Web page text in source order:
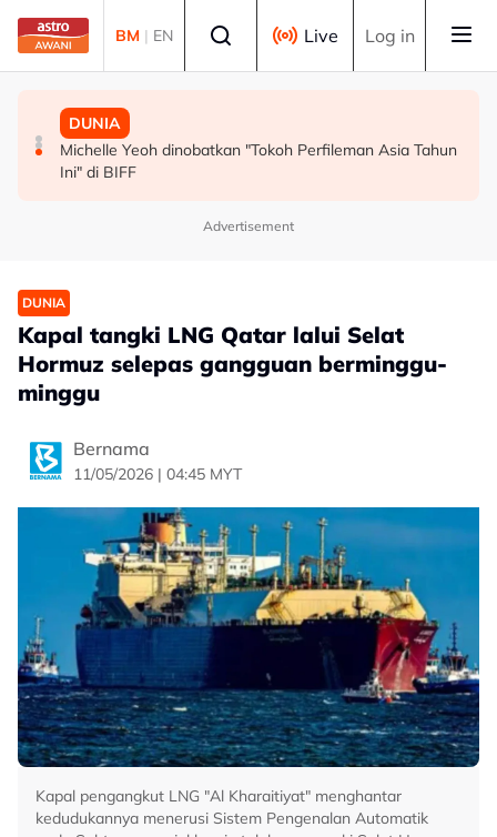
Skip to main content
BM | EN Live Log in
MALAYSIA
Persepsi negatif terhadap Bukit Malut tidak berasaskan
fakta - Ahli Akademik
MALAYSIA
Insiden rempuhan Jalan Ampang: Pendakwaan bantah
permohonan batal pertuduhan bunuh
DUNIA
Michelle Yeoh dinobatkan "Tokoh Perfileman Asia Tahun
Ini" di BIFF
Advertisement
DUNIA
Kapal tangki LNG Qatar lalui Selat
Hormuz selepas gangguan berminggu-
minggu
Bernama
11/05/2026 | 04:45 MYT
Kapal pengangkut LNG "Al Kharaitiyat" menghantar
kedudukannya menerusi Sistem Pengenalan Automatik